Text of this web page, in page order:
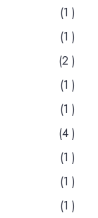
(1 )
(1 )
(2 )
(1 )
(1 )
(4 )
(1 )
(1 )
(1 )